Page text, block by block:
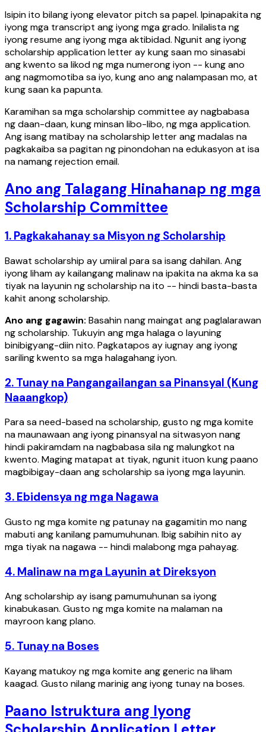
Isipin ito bilang iyong elevator pitch sa papel. Ipinapakita ng
iyong mga transcript ang iyong mga grado. Inilalista ng
iyong resume ang iyong mga aktibidad. Ngunit ang iyong
scholarship application letter ay kung saan mo sinasabi
ang kwento sa likod ng mga numerong iyon -- kung ano
ang nagmomotiba sa iyo, kung ano ang nalampasan mo, at
kung saan ka papunta.
Karamihan sa mga scholarship committee ay nagbabasa
ng daan-daan, kung minsan libo-libo, ng mga application.
Ang isang matibay na scholarship letter ang madalas na
pagkakaiba sa pagitan ng pinondohan na edukasyon at isa
na namang rejection email.
Ano ang Talagang Hinahanap ng mga
Scholarship Committee
1. Pagkakahanay sa Misyon ng Scholarship
Bawat scholarship ay umiiral para sa isang dahilan. Ang
iyong liham ay kailangang malinaw na ipakita na akma ka sa
tiyak na layunin ng scholarship na ito -- hindi basta-basta
kahit anong scholarship.
Ano ang gagawin: Basahin nang maingat ang paglalarawan
ng scholarship. Tukuyin ang mga halaga o layuning
binibigyang-diin nito. Pagkatapos ay iugnay ang iyong
sariling kwento sa mga halagahang iyon.
2. Tunay na Pangangailangan sa Pinansyal (Kung
Naaangkop)
Para sa need-based na scholarship, gusto ng mga komite
na maunawaan ang iyong pinansyal na sitwasyon nang
hindi pakiramdam na nagbabasa sila ng malungkot na
kwento. Maging matapat at tiyak, ngunit ituon kung paano
magbibigay-daan ang scholarship sa iyong mga layunin.
3. Ebidensya ng mga Nagawa
Gusto ng mga komite ng patunay na gagamitin mo nang
mabuti ang kanilang pamumuhunan. Ibig sabihin nito ay
mga tiyak na nagawa -- hindi malabong mga pahayag.
4. Malinaw na mga Layunin at Direksyon
Ang scholarship ay isang pamumuhunan sa iyong
kinabukasan. Gusto ng mga komite na malaman na
mayroon kang plano.
5. Tunay na Boses
Kayang matukoy ng mga komite ang generic na liham
kaagad. Gusto nilang marinig ang iyong tunay na boses.
Paano Istruktura ang Iyong